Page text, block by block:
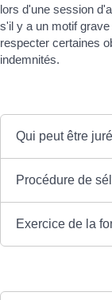
lors d'une session
s'il y a un motif
respecter certaines
indemnités.
Qui peut être
Procédure de
Exercice de la